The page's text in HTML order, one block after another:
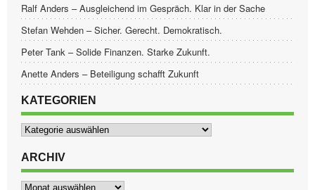
Ralf Anders – Ausgleichend im Gespräch. Klar in der Sache
Stefan Wehden – Sicher. Gerecht. Demokratisch.
Peter Tank – Solide Finanzen. Starke Zukunft.
Anette Anders – Beteiligung schafft Zukunft
KATEGORIEN
Kategorien
ARCHIV
Archiv